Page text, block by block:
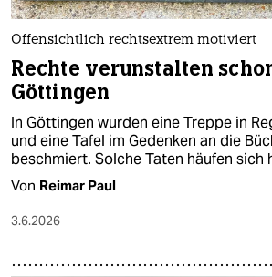
Offensichtlich rechtsextrem motiviert
Rechte verunstalten
Göttingen
In Göttingen wurden eine Treppe in
und eine Tafel im Gedenken an die
beschmiert. Solche Taten häufen sich
Von Reimar Paul
3.6.2026